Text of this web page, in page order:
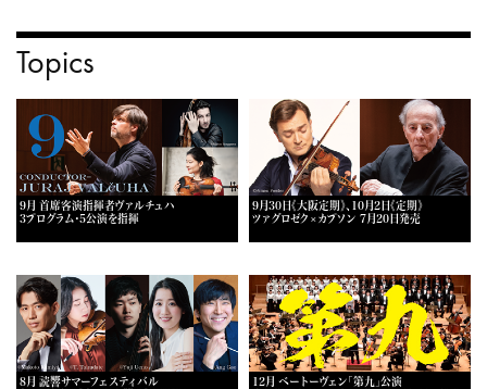
Topics
9月 首席客演指揮者ヴァルチュハ
3プログラム・5公演を指揮
9月30日《大阪定期》、10月2日《定期》
ツァグロゼク×カプソン 7月20日発売
8月 読響サマーフェスティバル
12月 ベートーヴェン「第九」公演